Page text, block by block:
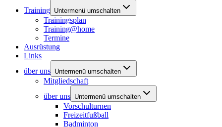
Training Untermenü umschalten
Trainingsplan
Training@home
Termine
Ausrüstung
Links
über uns Untermenü umschalten
Mitgliedschaft
über uns Untermenü umschalten
Vorschulturnen
Freizeitfußball
Badminton